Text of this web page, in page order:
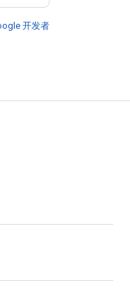
开发者